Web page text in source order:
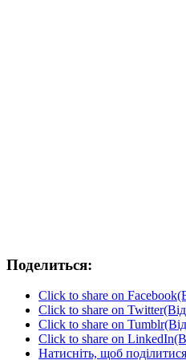
Поделиться:
Click to share on
Click to share on
Click to share on
Click to share on
Натисніть, щоб